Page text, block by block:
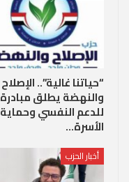
“حياتنا غالية”.. الإصلاح
والنهضة يطلق مبادرة
للدعم النفسي وحماية
الأسرة…
أخبار الحزب